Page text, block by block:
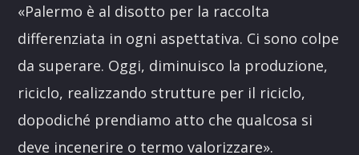
«Palermo è al disotto per la raccolta
differenziata in ogni aspettativa. Ci sono colpe
da superare. Oggi, diminuisco la produzione,
riciclo, realizzando strutture per il riciclo,
dopodiché prendiamo atto che qualcosa si
deve incenerire o termo valorizzare».